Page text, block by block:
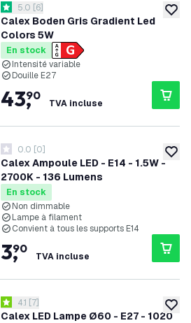
Calex Boden Gris Gradient Led
Colors 5W
ouvrir le tiroir des avis
5 étoiles de notation
5.0 [6]
En stock
Intensité variable
Douille E27
43,
90
TVA incluse
Calex Ampoule LED - E14 - 1.5W -
2700K - 136 Lumens
0 étoiles de notation
0.0 [0]
En stock
Non dimmable
Lampe à filament
Convient à tous les supports E14
3,
90
TVA incluse
Calex LED Lampe Ø60 - E27 - 1020
ouvrir le tiroir des avis
4.1 étoiles de notation
4.1 [7]